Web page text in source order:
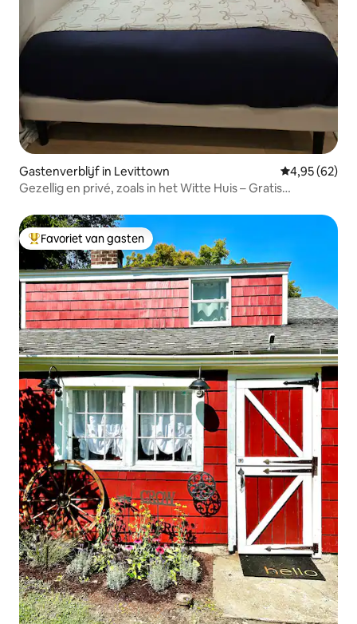
Gastenverblijf in Levittown Gemiddelde
4,95 (62)
Gezellig en privé, zoals in het Witte Huis – Gratis
Topfavoriet van gasten
Favoriet van gasten